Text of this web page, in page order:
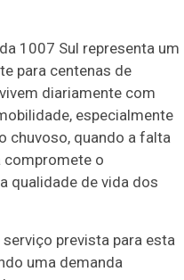
1007 Sul representa um
para centenas de
diariamente com
especialmente
chuvoso, quando a falta
o
qualidade de vida dos
prevista para esta
uma demanda